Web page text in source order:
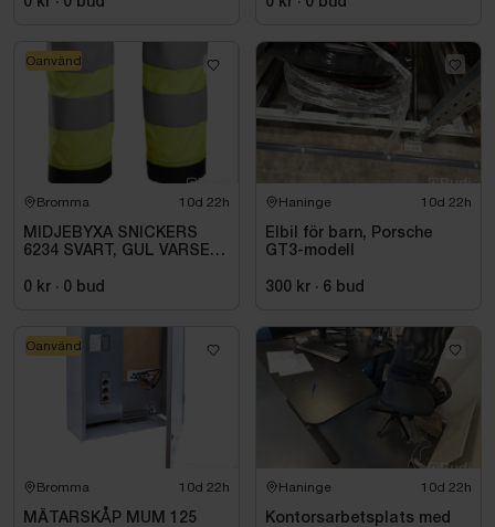
Bromma 10d 22h
MIDJEBYXA SNICKERS
6234 SVART, GUL VARSEL
0 kr · 0 bud
Oanvänd
Haninge 10d 22h
Elbil för barn, Porsche
GT3-modell
300 kr · 6 bud
Bromma 10d 22h
MÄTARSKÅP MUM 125
Oanvänd
Haninge 10d 22h
Kontorsarbetsplats med